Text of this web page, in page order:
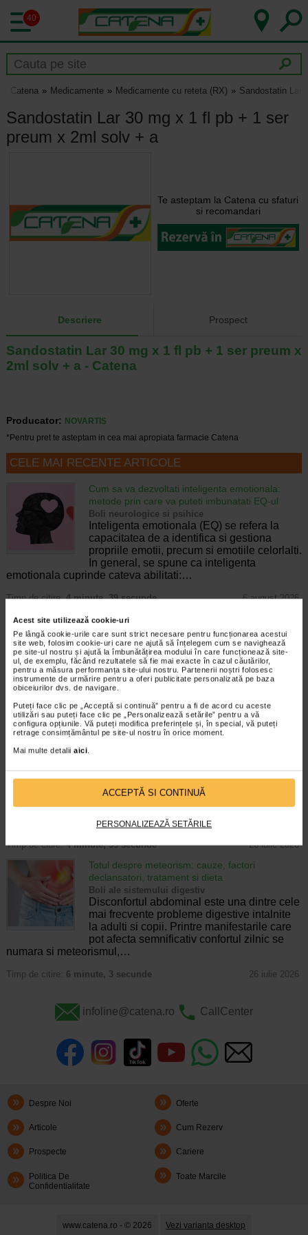
Acest site utilizează cookie-uri
Pe lângă cookie-urile care sunt strict necesare pentru funcționarea acestui
site web, folosim cookie-uri care ne ajută să înțelegem cum se navighează
pe site-ul nostru și ajută la îmbunătățirea modului în care funcționează site-
ul, de exemplu, făcând rezultatele să fie mai exacte în cazul căutărilor,
pentru a măsura performanța site-ului nostru. Partenerii noștri folosesc
instrumente de urmărire pentru a oferi publicitate personalizată pe baza
obiceiurilor dvs. de navigare.
Puteți face clic pe „Acceptă si continuă” pentru a fi de acord cu aceste
utilizări sau puteți face clic pe „Personalizează setările” pentru a vă
configura opțiunile. Vă puteți modifica preferințele și, în special, vă puteți
retrage consimțământul pe site-ul nostru în orice moment.
Mai multe detalii aici.
ACCEPTĂ SI CONTINUĂ
PERSONALIZEAZĂ SETĂRILE
40
Catena Medicamente Medicamente cu reteta (RX) Sandostatin Lar
Sandostatin Lar 30 mg x 1 fl pb + 1 ser
preum x 2ml solv + a
Te asteptam la Catena cu sfaturi
si recomandari
Descriere Prospect
Sandostatin Lar 30 mg x 1 fl pb + 1 ser preum x
2ml solv + a - Catena
Producator: NOVARTIS
*Pentru pret te asteptam in cea mai apropiata farmacie Catena
CELE MAI RECENTE ARTICOLE
Cum sa va dezvoltati inteligenta emotionala:
metode prin care va puteti imbunatati EQ-ul
Boli neurologice si psihice
Inteligenta emotionala (EQ) se refera la
capacitatea de a identifica si gestiona
propriile emotii, precum si emotiile celorlalti.
In general, se spune ca inteligenta
emotionala cuprinde cateva abilitati:…
Timp de citire:4 minute, 39 secunde 6 august 2026
Enurezis: cauze, factori declansatori si solutii
Sistem urinar
Enurezisul este termenul medical pentru
pierderea accidentala de urina, de obicei in
timpul somnului. Este o afectiune frecventa
atat in randul copiilor, cat si al adultilor.
Enurezisul este considerat…
Timp de citire:4 minute, 32 secunde 28 iulie 2026
Senzatia de prea plin: cand indica o afectiune si
Multi oameni au experimentat macar o data
dupa masa o senzatie de prea plin, chiar si
atunci cand nu au consumat o cantitate
foarte mare de alimente. In cele mai multe
cazuri, aceasta apare ocazional…
Timp de citire:4 minute, 55 secunde 26 iulie 2026
Totul despre meteorism: cauze, factori
declansatori, tratament si dieta
Boli ale sistemului digestiv
Disconfortul abdominal este una dintre cele
mai frecvente probleme digestive intalnite
la adulti si copii. Printre manifestarile care
pot afecta semnificativ confortul zilnic se
numara si meteorismul,…
Timp de citire: 6 minute, 3 secunde 26 iulie 2026
infoline@catena.ro CallCenter
Despre Noi Oferte
Articole Cum Rezerv
Prospecte Cariere
Politica De
Confidentialitate
Toate Marcile
www.catena.ro - © 2026 Vezi varianta desktop